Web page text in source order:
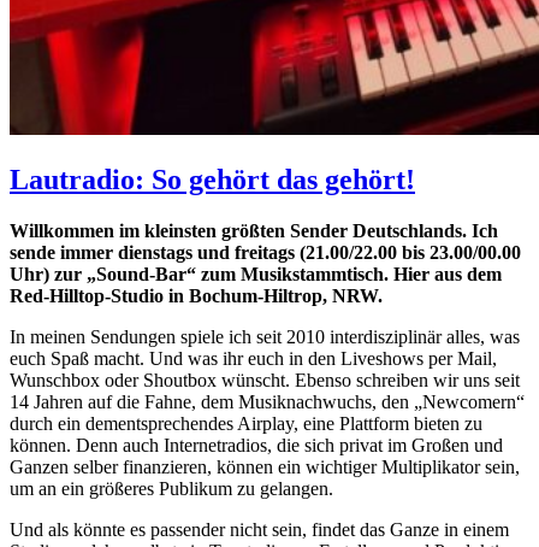
Lautradio: So gehört das gehört!
gehört
das
Willkommen im kleinsten größten Sender Deutschlands. Ich
sende immer dienstags und freitags (21.00/22.00 bis 23.00/00.00
Uhr) zur „Sound-Bar“ zum Musikstammtisch. Hier aus dem
Red-Hilltop-Studio in Bochum-Hiltrop, NRW.
In meinen Sendungen spiele ich seit 2010 interdisziplinär alles, was
euch Spaß macht. Und was ihr euch in den Liveshows per Mail,
Wunschbox oder Shoutbox wünscht. Ebenso schreiben wir uns seit
14 Jahren auf die Fahne, dem Musiknachwuchs, den „Newcomern“
durch ein dementsprechendes Airplay, eine Plattform bieten zu
können. Denn auch Internetradios, die sich privat im Großen und
Ganzen selber finanzieren, können ein wichtiger Multiplikator sein,
um an ein größeres Publikum zu gelangen.
Und als könnte es passender nicht sein, findet das Ganze in einem